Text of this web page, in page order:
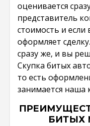
оценивается
представитель
стоимость и если
оформляет
сразу же, и вы
Скупка битых
то есть
занимается наша
БИТЫХ